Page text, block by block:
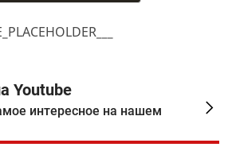
Youtube
интересное на нашем